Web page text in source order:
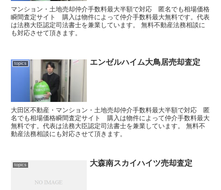
マンション・土地売却仲介手数料最大半額で対応 匿名でも相場価格
瞬間査定サイト 購入は物件によって仲介手数料最大無料です。代表
は法務大臣認定司法書士を兼業しています。 無料不動産法務相談に
も対応させて頂きます。
topics エンゼルハイム大鳥居売却査定
大田区不動産・マンション・土地売却仲介手数料最大半額で対応 匿
名でも相場価格瞬間査定サイト 購入は物件によって仲介手数料最大
無料です。代表は法務大臣認定司法書士を兼業しています。 無料不
動産法務相談にも対応させて頂きます。
topics 大森南スカイハイツ売却査定